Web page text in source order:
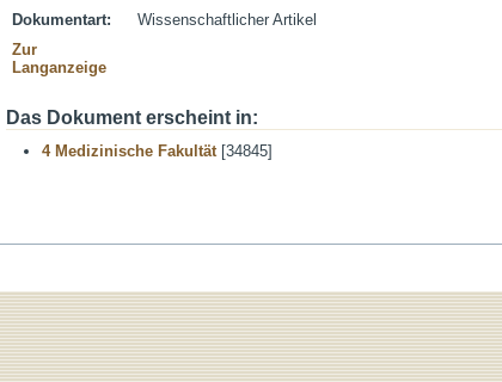
Dokumentart:
Wissenschaftlicher Artikel
Zur
Langanzeige
Das Dokument erscheint in:
4 Medizinische Fakultät[34845]